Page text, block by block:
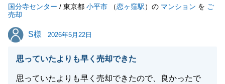
国分寺センター / 東京都 小平市 （恋ヶ窪駅）の マンション を ご
売却
S様
S様 2026年5月22日
思っていたよりも早く売却できた
思っていたよりも早く売却できたので、良かったで